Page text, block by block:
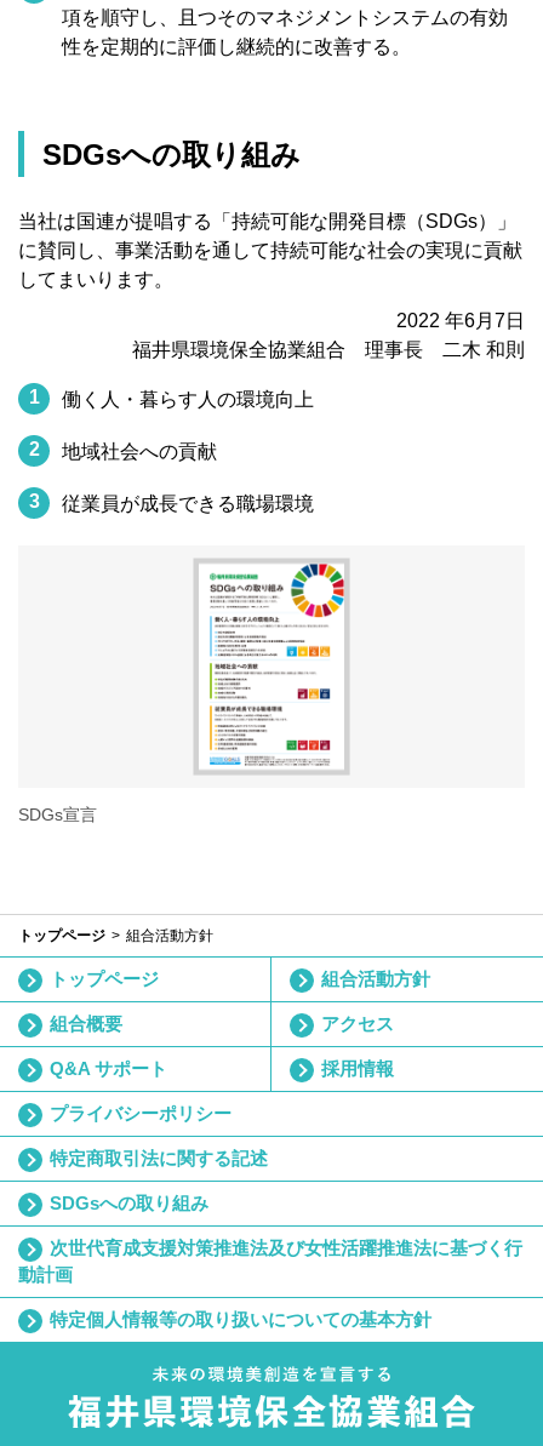
項を順守し、且つそのマネジメントシステムの有効
性を定期的に評価し継続的に改善する。
SDGsへの取り組み
当社は国連が提唱する「持続可能な開発目標（SDGs）」
に賛同し、事業活動を通して持続可能な社会の実現に貢献
してまいります。
2022 年6月7日
福井県環境保全協業組合 理事長 二木 和則
1 働く人・暮らす人の環境向上
2 地域社会への貢献
3 従業員が成長できる職場環境
SDGs宣言
トップページ 組合活動方針
トップページ 組合活動方針
組合概要 アクセス
Q&A サポート 採用情報
プライバシーポリシー
特定商取引法に関する記述
SDGsへの取り組み
次世代育成支援対策推進法及び女性活躍推進法に基づく行
動計画
特定個人情報等の取り扱いについての基本方針